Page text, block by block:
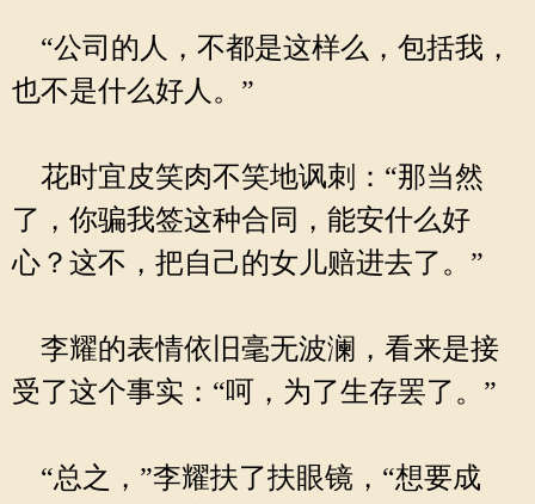
“公司的人，不都是这样么，包括我，
也不是什么好人。”
花时宜皮笑肉不笑地讽刺：“那当然
了，你骗我签这种合同，能安什么好
心？这不，把自己的女儿赔进去了。”
李耀的表情依旧毫无波澜，看来是接
受了这个事实：“呵，为了生存罢了。”
“总之，”李耀扶了扶眼镜，“想要成